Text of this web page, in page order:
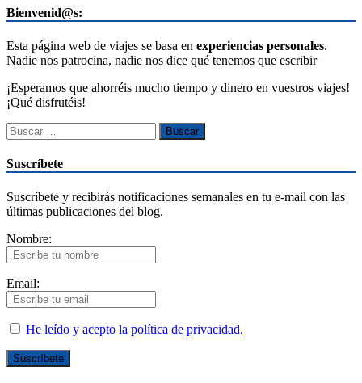
Bienvenid@s:
Esta página web de viajes se basa en experiencias personales.
Nadie nos patrocina, nadie nos dice qué tenemos que escribir
¡Esperamos que ahorréis mucho tiempo y dinero en vuestros viajes!
¡Qué disfrutéis!
Suscríbete
Suscríbete y recibirás notificaciones semanales en tu e-mail con las
últimas publicaciones del blog.
Nombre:
Email:
He leído y acepto la política de privacidad.